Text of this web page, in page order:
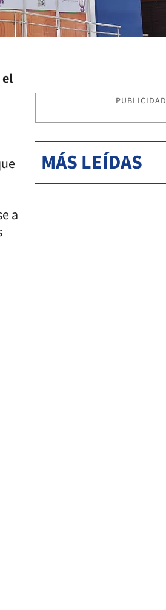
a
PUBLICIDAD
MÁS LEÍDAS